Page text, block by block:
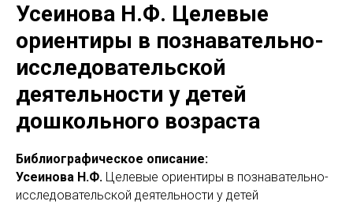
Усеинова Н.Ф. Целевые
ориентиры в познавательно-
исследовательской
деятельности у детей
дошкольного возраста
Библиографическое описание:
Усеинова Н.Ф. Целевые ориентиры в познавательно-
исследовательской деятельности у детей